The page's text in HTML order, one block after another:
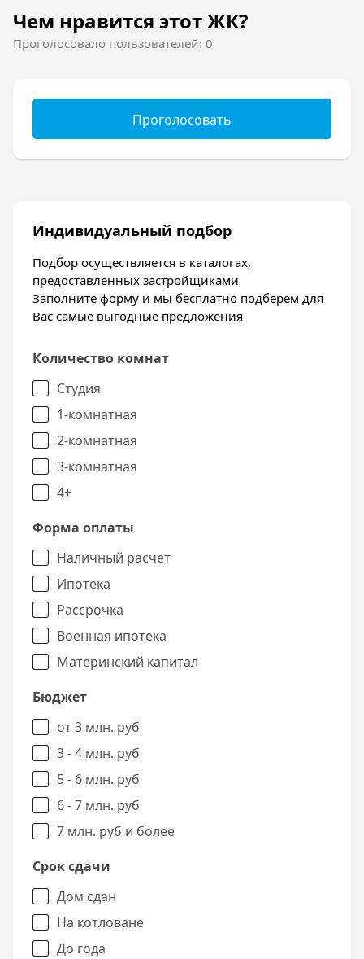
Чем нравится этот ЖК?
Проголосовало пользователей: 0
Проголосовать
Индивидуальный подбор
Подбор осуществляется в каталогах,
предоставленных застройщиками
Заполните форму и мы бесплатно подберем для
Вас самые выгодные предложения
Количество комнат
Студия
1-комнатная
2-комнатная
3-комнатная
4+
Форма оплаты
Наличный расчет
Ипотека
Рассрочка
Военная ипотека
Материнский капитал
Бюджет
от 3 млн. руб
3 - 4 млн. руб
5 - 6 млн. руб
6 - 7 млн. руб
7 млн. руб и более
Срок сдачи
Дом сдан
На котловане
До года